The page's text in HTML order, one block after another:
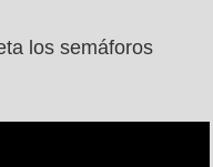
los semáforos